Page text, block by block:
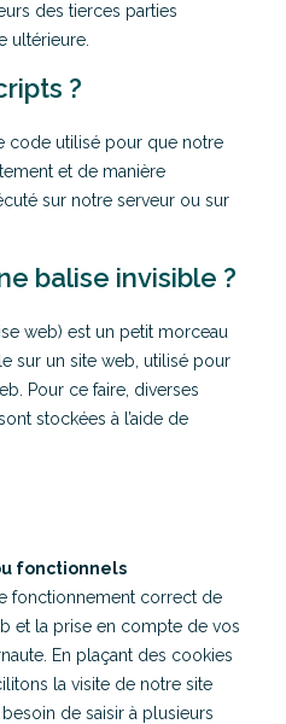
des tierces parties
ultérieure.
?
code utilisé pour que notre
et de manière
sur notre serveur ou sur
balise invisible ?
web) est un petit morceau
sur un site web, utilisé pour
Pour ce faire, diverses
stockées à l’aide de
fonctionnels
fonctionnement correct de
et la prise en compte de vos
En plaçant des cookies
la visite de notre site
de saisir à plusieurs